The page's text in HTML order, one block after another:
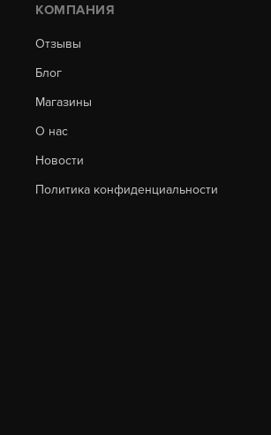
КОМПАНИЯ
Отзывы
Блог
Магазины
О нас
Новости
Политика конфиденциальности